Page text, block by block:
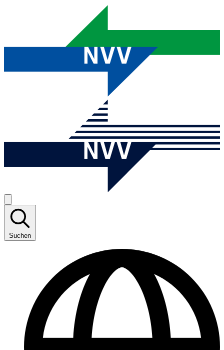
Suchen